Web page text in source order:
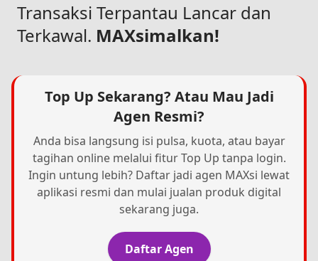
Transaksi Terpantau Lancar dan
Terkawal. MAXsimalkan!
Top Up Sekarang? Atau Mau Jadi
Agen Resmi?
Anda bisa langsung isi pulsa, kuota, atau bayar
tagihan online melalui fitur Top Up tanpa login.
Ingin untung lebih? Daftar jadi agen MAXsi lewat
aplikasi resmi dan mulai jualan produk digital
sekarang juga.
Daftar Agen